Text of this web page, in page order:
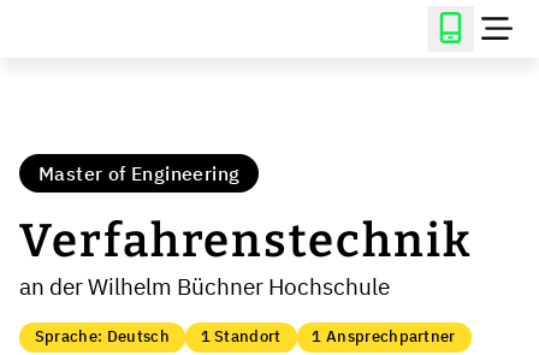
Master of Engineering
Verfahrenstechnik
an der Wilhelm Büchner Hochschule
Sprache: Deutsch 1 Standort 1 Ansprechpartner